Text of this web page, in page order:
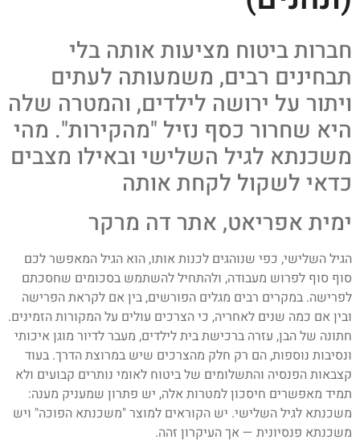
חברות ביטוח מציעות אותה בלי
תבחינים רבים, משמעותה לעתים
ויתור על ירושה לילדים, והמטרה שלה
היא שחרור כסף נזיל "מהקירות". מהי
משכנתא לגיל השלישי ובאילו מצבים
כדאי לשקול לקחת אותה
ימית אפריאט, אתר דה מרקר
הגיל השלישי, כפי שנוהגים לכנות אותו, הוא הגיל המאפשר לכם
סוף סוף לפרוש מעבודה, ולהתחיל להשתמש בסכומים שחסכתם
לפרישה. במקרים רבים מגלים הפורשים, בין אם לקראת הפרישה
ובין אם כמה שנים לאחריה, כי הצרכים עולים על המקורות הזמינים.
חתונה של הבן, עזרה ברכישת בית לילדים, מעבר לדיור מוגן איכותי
ונסיבות נוספות, הם רק חלק מהצרכים שיש במרוצת הדרך. בעוד
קצבאות הפנסיה והתשלומים של ביטוח לאומי נותרים קבועים ולא
תמיד מאפשרים חיסכון למטרות אלה, יש פתרון שמעניק מענה:
משכנתא לגיל השלישי. יש הקוראים למוצר "משכנתא הפוכה" ויש
משכנתא פנסיונית — אך העיקרון זהה.